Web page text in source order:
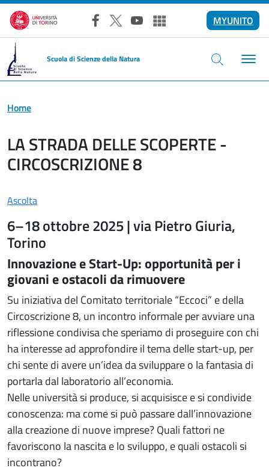
Salta al contenuto principale
Facebook
X YouTubeAltri social
MYUNITO
Scuola di Scienze della Natura
Home
LA STRADA DELLE SCOPERTE -
CIRCOSCRIZIONE 8
Ascolta
6–18 ottobre 2025 | via Pietro Giuria,
Torino
Innovazione e Start-Up: opportunità per i
giovani e ostacoli da rimuovere
Su iniziativa del Comitato territoriale “Eccoci” e della
Circoscrizione 8, un incontro informale per avviare una
riflessione condivisa che speriamo di proseguire con chi
ha interesse ad approfondire il tema delle start-up, per
chi sente di avere un’idea da sviluppare o la fantasia di
portarla dal laboratorio all’economia.
Nelle università si produce, si acquisisce e si condivide
conoscenza: ma come si può passare dall’innovazione
alla creazione di nuove imprese? Quali fattori ne
favoriscono la nascita e lo sviluppo, e quali ostacoli si
incontrano?